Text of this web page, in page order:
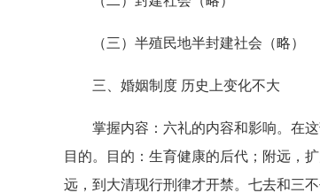
（三）半殖民地半封建社会（略）
三、婚姻制度 历史上变化不大
掌握内容：六礼的内容和影响。在这
目的。目的：生育健康的后代；附远，
远，到大清现行刑律才开禁。七去和三不